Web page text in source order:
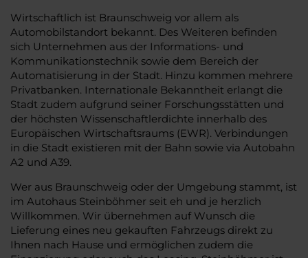
Wirtschaftlich ist Braunschweig vor allem als
Automobilstandort bekannt. Des Weiteren befinden
sich Unternehmen aus der Informations- und
Kommunikationstechnik sowie dem Bereich der
Automatisierung in der Stadt. Hinzu kommen mehrere
Privatbanken. Internationale Bekanntheit erlangt die
Stadt zudem aufgrund seiner Forschungsstätten und
der höchsten Wissenschaftlerdichte innerhalb des
Europäischen Wirtschaftsraums (EWR). Verbindungen
in die Stadt existieren mit der Bahn sowie via Autobahn
A2 und A39.
Wer aus Braunschweig oder der Umgebung stammt, ist
im Autohaus Steinböhmer seit eh und je herzlich
Willkommen. Wir übernehmen auf Wunsch die
Lieferung eines neu gekauften Fahrzeugs direkt zu
Ihnen nach Hause und ermöglichen zudem die